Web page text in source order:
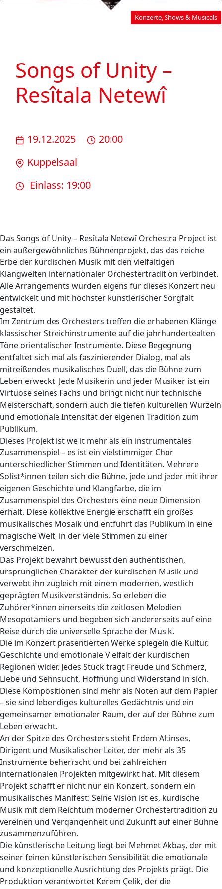
Konzerte, Shows & Musicals
Songs of Unity –
Resîtala Netewî
19.12.2025
20:00
Kuppelsaal
Einlass: 19:00
Das Songs of Unity – Resîtala Netewî Orchestra Project ist
ein außergewöhnliches Bühnenprojekt, das das reiche
Erbe der kurdischen Musik mit den vielfältigen
Klangwelten internationaler Orchestertradition verbindet.
Alle Arrangements wurden eigens für dieses Konzert neu
entwickelt und mit höchster künstlerischer Sorgfalt
gestaltet.
Im Zentrum des Orchesters treffen die erhabenen Klänge
klassischer Streichinstrumente auf die jahrhundertealten
Töne orientalischer Instrumente. Diese Begegnung
entfaltet sich mal als faszinierender Dialog, mal als
mitreißendes musikalisches Duell, das die Bühne zum
Leben erweckt. Jede Musikerin und jeder Musiker ist ein
Virtuose seines Fachs und bringt nicht nur technische
Meisterschaft, sondern auch die tiefen kulturellen Wurzeln
und emotionale Intensität der eigenen Tradition zum
Publikum.
Dieses Projekt ist we it mehr als ein instrumentales
Zusammenspiel – es ist ein vielstimmiger Chor
unterschiedlicher Stimmen und Identitäten. Mehrere
Solist*innen teilen sich die Bühne, jede und jeder mit ihrer
eigenen Geschichte und Klangfarbe, die im
Zusammenspiel des Orchesters eine neue Dimension
erhält. Diese kollektive Energie erschafft ein großes
musikalisches Mosaik und entführt das Publikum in eine
magische Welt, in der viele Stimmen zu einer
verschmelzen.
Das Projekt bewahrt bewusst den authentischen,
ursprünglichen Charakter der kurdischen Musik und
verwebt ihn zugleich mit einem modernen, westlich
geprägten Musikverständnis. So erleben die
Zuhörer*innen einerseits die zeitlosen Melodien
Mesopotamiens und begeben sich andererseits auf eine
Reise durch die universelle Sprache der Musik.
Die im Konzert präsentierten Werke spiegeln die Kultur,
Geschichte und emotionale Vielfalt der kurdischen
Regionen wider. Jedes Stück trägt Freude und Schmerz,
Liebe und Sehnsucht, Hoffnung und Widerstand in sich.
Diese Kompositionen sind mehr als Noten auf dem Papier
– sie sind lebendiges kulturelles Gedächtnis und ein
gemeinsamer emotionaler Raum, der auf der Bühne zum
Leben erwacht.
An der Spitze des Orchesters steht Erdem Altinses,
Dirigent und Musikalischer Leiter, der mehr als 35
Instrumente beherrscht und bei zahlreichen
internationalen Projekten mitgewirkt hat. Mit diesem
Projekt schafft er nicht nur ein Konzert, sondern ein
musikalisches Manifest: Seine Vision ist es, kurdische
Musik mit dem Reichtum moderner Orchestertradition zu
vereinen und Vergangenheit und Zukunft auf einer Bühne
zusammenzuführen.
Die künstlerische Leitung liegt bei Mehmet Akbaş, der mit
seiner feinen künstlerischen Sensibilität die emotionale
und konzeptionelle Ausrichtung des Projekts prägt. Die
Produktion verantwortet Kerem Çelik, der die